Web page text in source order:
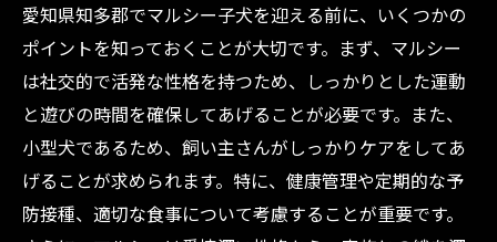
愛知県知多郡でマルシー子犬を迎える前に、いくつかの
ポイントを知っておくことが大切です。まず、マルシー
は社交的で活発な性格を持つため、しっかりとした運動
と遊びの時間を確保してあげることが必要です。また、
小型犬であるため、飼い主さんがしっかりケアをしてあ
げることが求められます。特に、健康管理や定期的な予
防接種、適切な食事について考慮することが重要です。